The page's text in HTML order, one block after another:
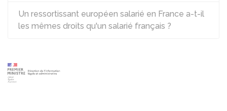
Un ressortissant européen salarié en France a-t-il
les mêmes droits qu'un salarié français ?